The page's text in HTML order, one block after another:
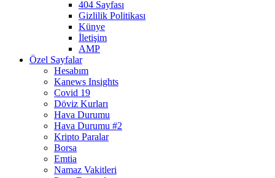
404 Sayfası
Gizlilik Politikası
Künye
İletişim
AMP
Özel Sayfalar
Hesabım
Kanews Insights
Covid 19
Döviz Kurları
Hava Durumu
Hava Durumu #2
Kripto Paralar
Borsa
Emtia
Namaz Vakitleri